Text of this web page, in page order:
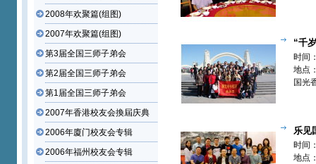
2008年欢聚篇(组图)
2007年欢聚篇(组图)
第3届全国三师子弟会
第2届全国三师子弟会
第1届全国三师子弟会
2007年香港校友会換屆庆典
2006年廈门校友会专辑
2006年福州校友会专辑
“千
(香港)初
时间
地点
国光
乐见
时间
地点